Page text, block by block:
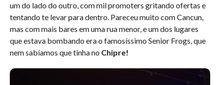
um do lado do outro, com mil promoters gritando ofertas e
tentando te levar para dentro. Pareceu muito com Cancun,
mas com mais bares em uma rua menor, e um dos lugares
que estava bombando era o famosíssimo Senior Frogs, que
nem sabíamos que tinha no Chipre!